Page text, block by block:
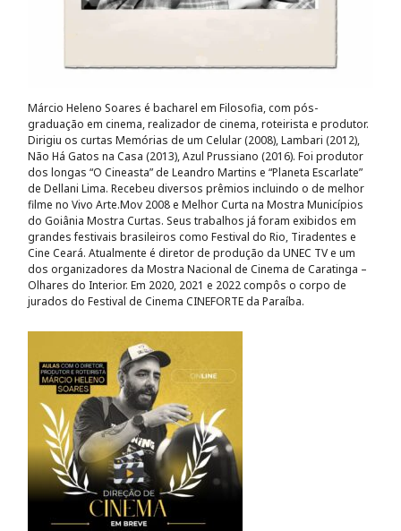
Márcio Heleno Soares é bacharel em Filosofia, com pós-
graduação em cinema, realizador de cinema, roteirista e produtor.
Dirigiu os curtas Memórias de um Celular (2008), Lambari (2012),
Não Há Gatos na Casa (2013), Azul Prussiano (2016). Foi produtor
dos longas “O Cineasta” de Leandro Martins e “Planeta Escarlate”
de Dellani Lima. Recebeu diversos prêmios incluindo o de melhor
filme no Vivo Arte.Mov 2008 e Melhor Curta na Mostra Municípios
do Goiânia Mostra Curtas. Seus trabalhos já foram exibidos em
grandes festivais brasileiros como Festival do Rio, Tiradentes e
Cine Ceará. Atualmente é diretor de produção da UNEC TV e um
dos organizadores da Mostra Nacional de Cinema de Caratinga –
Olhares do Interior. Em 2020, 2021 e 2022 compôs o corpo de
jurados do Festival de Cinema CINEFORTE da Paraíba.